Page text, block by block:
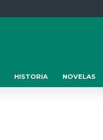
HISTORIA NOVELAS